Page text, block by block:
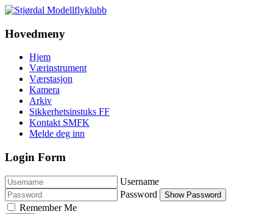
Hovedmeny
Hjem
Værinstrument
Værstasjon
Kamera
Arkiv
Sikkerhetsinstuks FF
Kontakt SMFK
Melde deg inn
Login Form
Username
Password
Show Password
Remember Me